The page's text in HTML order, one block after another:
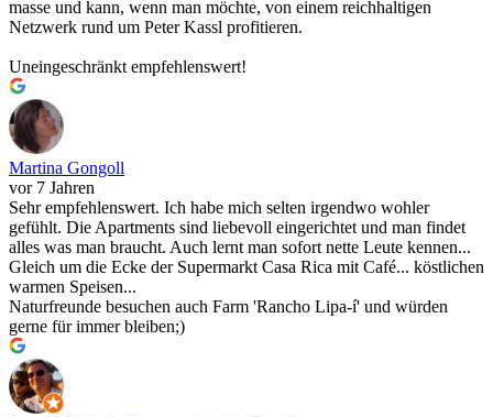
masse und kann, wenn man möchte, von einem reichhaltigen
Netzwerk rund um Peter Kassl profitieren.
Uneingeschränkt empfehlenswert!
Martina Gongoll
vor 7 Jahren
Sehr empfehlenswert. Ich habe mich selten irgendwo wohler
gefühlt. Die Apartments sind liebevoll eingerichtet und man findet
alles was man braucht. Auch lernt man sofort nette Leute kennen...
Gleich um die Ecke der Supermarkt Casa Rica mit Café... köstlichen
warmen Speisen...
Naturfreunde besuchen auch Farm 'Rancho Lipa-í' und würden
gerne für immer bleiben;)